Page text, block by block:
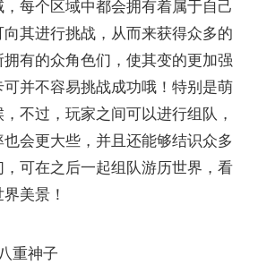
每个区域中都会拥有着属于自己
其进行挑战，从而来获得众多的
有的众角色们，使其变的更加强
并不容易挑战成功哦！特别是萌
不过，玩家之间可以进行组队，
会更大些，并且还能够结识众多
可在之后一起组队游历世界，看
美景！
重神子